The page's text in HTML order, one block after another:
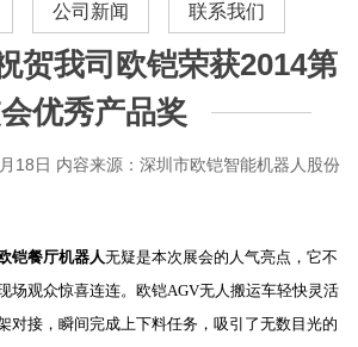
公司新闻 联系我们
贺我司欧铠荣获2014第
优秀产品奖
18日 内容来源：深圳市欧铠智能机器人股份
欧铠餐厅机器人无疑是本次展会的人气亮点，它不
场观众惊喜连连。欧铠AGV无人搬运车轻快灵活
对接，瞬间完成上下料任务，吸引了无数目光的